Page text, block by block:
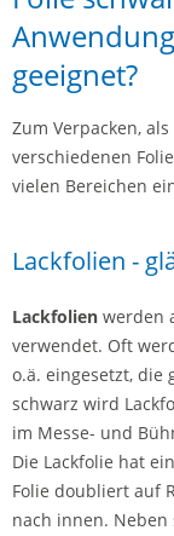
geeignet?
Zum Verpacken,
verschiedenen
vielen Bereichen
Lackfolien -
Lackfolien werden
verwendet. Oft
o.ä. eingesetzt, die
schwarz wird
im Messe- und
Die Lackfolie hat
Folie doubliert auf
nach innen.